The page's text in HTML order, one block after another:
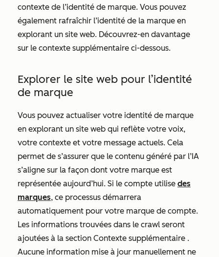
contexte de l’identité de marque. Vous pouvez
également rafraîchir l’identité de la marque en
explorant un site web. Découvrez-en davantage
sur le contexte supplémentaire ci-dessous.
Explorer le site web pour l’identité
de marque
Vous pouvez actualiser votre identité de marque
en explorant un site web qui reflète votre voix,
votre contexte et votre message actuels. Cela
permet de s’assurer que le contenu généré par l’IA
s’aligne sur la façon dont votre marque est
représentée aujourd’hui. Si le compte utilise des
marques, ce processus démarrera
automatiquement pour votre marque de compte.
Les informations trouvées dans le crawl seront
ajoutées à la section Contexte supplémentaire .
Aucune information mise à jour manuellement ne